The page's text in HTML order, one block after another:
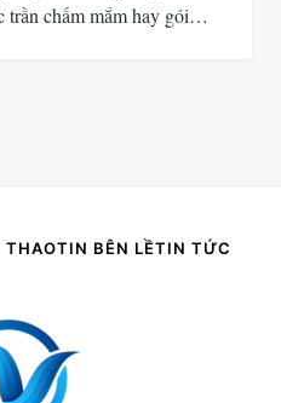
trần chấm mắm hay gói…
THAOTIN BÊN LỀTIN TỨC